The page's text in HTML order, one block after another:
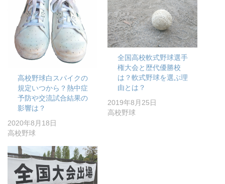
高校野球白スパイクの
規定いつから？熱中症
予防や交流試合結果の
影響は？
2020年8月18日
高校野球
全国高校軟式野球選手
権大会と歴代優勝校
は？軟式野球を選ぶ理
由とは？
2019年8月25日
高校野球